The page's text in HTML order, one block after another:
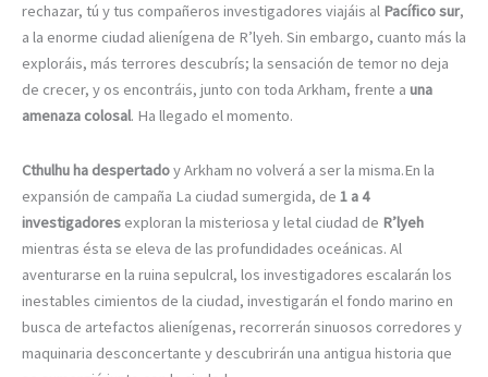
rechazar, tú y tus compañeros investigadores viajáis al Pacífico sur,
a la enorme ciudad alienígena de R’lyeh. Sin embargo, cuanto más la
exploráis, más terrores descubrís; la sensación de temor no deja
de crecer, y os encontráis, junto con toda Arkham, frente a una
amenaza colosal. Ha llegado el momento.
Cthulhu ha despertadoy Arkham no volverá a ser la misma.En la
expansión de campaña La ciudad sumergida, de 1 a 4
investigadores exploran la misteriosa y letal ciudad de R’lyeh
mientras ésta se eleva de las profundidades oceánicas. Al
aventurarse en la ruina sepulcral, los investigadores escalarán los
inestables cimientos de la ciudad, investigarán el fondo marino en
busca de artefactos alienígenas, recorrerán sinuosos corredores y
maquinaria desconcertante y descubrirán una antigua historia que